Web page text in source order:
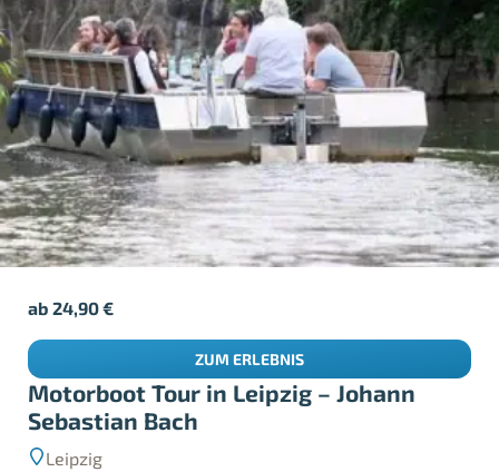
Motorboot Tour in Leipzig – Johann
Sebastian Bach
Leipzig
ab24,90€
ZUM ERLEBNIS